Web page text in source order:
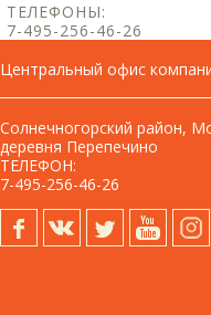
ТЕЛЕФОНЫ:
7-495-256-46-26
Центральный офис
Солнечногорский район,
деревня Перепечино
ТЕЛЕФОН:
7-495-256-46-26